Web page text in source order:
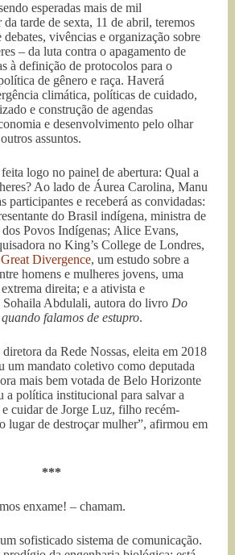
esperadas mais de mil
tarde de sexta, 11 de abril, teremos
vivências e organização sobre
– da luta contra o apagamento de
à definição de protocolos para o
de gênero e raça. Haverá
climática, políticas de cuidado,
e construção de agendas
e desenvolvimento pelo olhar
assuntos.
logo no painel de abertura: Qual a
Ao lado de Áurea Carolina, Manu
participantes e receberá as convidadas:
do Brasil indígena, ministra de
Povos Indígenas; Alice Evans,
no King’s College de Londres,
Divergence, um estudo sobre a
homens e mulheres jovens, uma
direita; e a ativista e
Sohaila Abdulali, autora do livro Do
falamos de estupro.
da Rede Nossas, eleita em 2018
um mandato coletivo como deputada
mais bem votada de Belo Horizonte
a política institucional para salvar a
cuidar de Jorge Luz, filho recém-
lugar de destroçar mulher”, afirmou em
***
enxame! – chamam.
sofisticado sistema de comunicação.